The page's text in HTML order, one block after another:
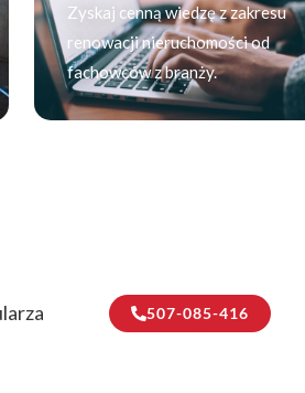
Zyskaj cenną wiedzę z zakresu
renowacji nieruchomości od
fachowców z branży.
507-085-416